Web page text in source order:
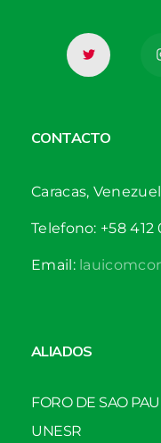
CONTACTO
Caracas,
Telefono: +58 412
Email:
ALIADOS
FORO DE SAO
UNESR